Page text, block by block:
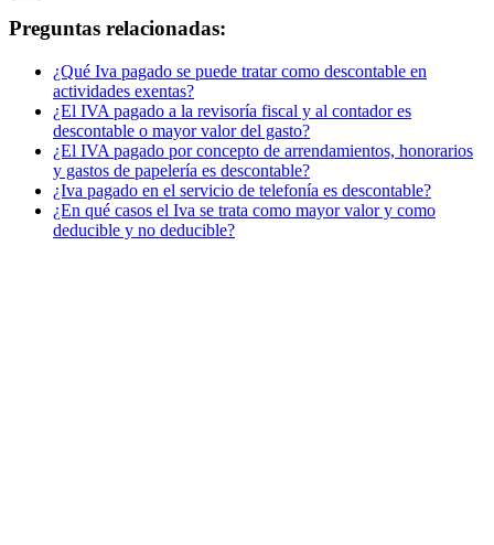
Preguntas relacionadas:
¿Qué Iva pagado se puede tratar como descontable en
actividades exentas?
¿El IVA pagado a la revisoría fiscal y al contador es
descontable o mayor valor del gasto?
¿El IVA pagado por concepto de arrendamientos, honorarios
y gastos de papelería es descontable?
¿Iva pagado en el servicio de telefonía es descontable?
¿En qué casos el Iva se trata como mayor valor y como
deducible y no deducible?